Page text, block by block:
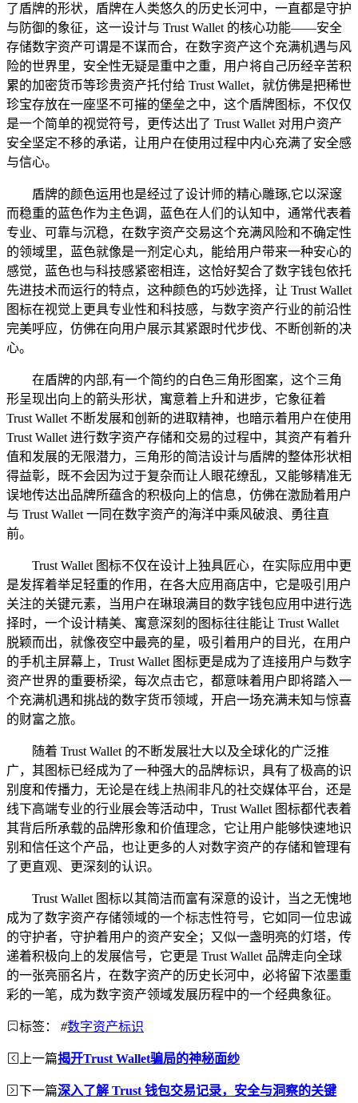
了盾牌的形状，盾牌在人类悠久的历史长河中，一直都是守护
与防御的象征，这一设计与 Trust Wallet 的核心功能——安全
存储数字资产可谓是不谋而合，在数字资产这个充满机遇与风
险的世界里，安全性无疑是重中之重，用户将自己历经辛苦积
累的加密货币等珍贵资产托付给 Trust Wallet，就仿佛是把稀世
珍宝存放在一座坚不可摧的堡垒之中，这个盾牌图标，不仅仅
是一个简单的视觉符号，更传达出了 Trust Wallet 对用户资产
安全坚定不移的承诺，让用户在使用过程中内心充满了安全感
与信心。
盾牌的颜色运用也是经过了设计师的精心雕琢,它以深邃
而稳重的蓝色作为主色调，蓝色在人们的认知中，通常代表着
专业、可靠与沉稳，在数字资产交易这个充满风险和不确定性
的领域里，蓝色就像是一剂定心丸，能给用户带来一种安心的
感觉，蓝色也与科技感紧密相连，这恰好契合了数字钱包依托
先进技术而运行的特点，这种颜色的巧妙选择，让 Trust Wallet
图标在视觉上更具专业性和科技感，与数字资产行业的前沿性
完美呼应，仿佛在向用户展示其紧跟时代步伐、不断创新的决
心。
在盾牌的内部,有一个简约的白色三角形图案，这个三角
形呈现出向上的箭头形状，寓意着上升和进步，它象征着
Trust Wallet 不断发展和创新的进取精神，也暗示着用户在使用
Trust Wallet 进行数字资产存储和交易的过程中，其资产有着升
值和发展的无限潜力，三角形的简洁设计与盾牌的整体形状相
得益彰，既不会因为过于复杂而让人眼花缭乱，又能够精准无
误地传达出品牌所蕴含的积极向上的信息，仿佛在激励着用户
与 Trust Wallet 一同在数字资产的海洋中乘风破浪、勇往直
前。
Trust Wallet 图标不仅在设计上独具匠心，在实际应用中更
是发挥着举足轻重的作用，在各大应用商店中，它是吸引用户
关注的关键元素，当用户在琳琅满目的数字钱包应用中进行选
择时，一个设计精美、寓意深刻的图标往往能让 Trust Wallet
脱颖而出，就像夜空中最亮的星，吸引着用户的目光，在用户
的手机主屏幕上，Trust Wallet 图标更是成为了连接用户与数字
资产世界的重要桥梁，每次点击它，都意味着用户即将踏入一
个充满机遇和挑战的数字货币领域，开启一场充满未知与惊喜
的财富之旅。
随着 Trust Wallet 的不断发展壮大以及全球化的广泛推
广，其图标已经成为了一种强大的品牌标识，具有了极高的识
别度和传播力，无论是在线上热闹非凡的社交媒体平台，还是
线下高端专业的行业展会等活动中，Trust Wallet 图标都代表着
其背后所承载的品牌形象和价值理念，它让用户能够快速地识
别和信任这个产品，也让更多的人对数字资产的存储和管理有
了更直观、更深刻的认识。
Trust Wallet 图标以其简洁而富有深意的设计，当之无愧地
成为了数字资产存储领域的一个标志性符号，它如同一位忠诚
的守护者，守护着用户的资产安全；又似一盏明亮的灯塔，传
递着积极向上的发展信号，它更是 Trust Wallet 品牌走向全球
的一张亮丽名片，在数字资产的历史长河中，必将留下浓墨重
彩的一笔，成为数字资产领域发展历程中的一个经典象征。
标签： #数字资产标识
上一篇揭开Trust Wallet骗局的神秘面纱
下一篇深入了解 Trust 钱包交易记录，安全与洞察的关键